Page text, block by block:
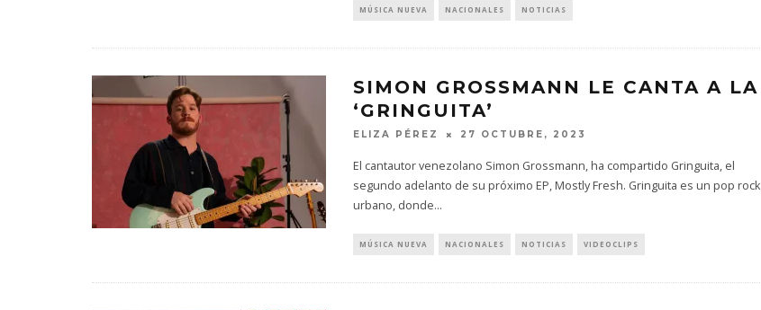
MÚSICA NUEVA NACIONALES NOTICIAS
SIMON GROSSMANN LE CANTA A LA
‘GRINGUITA’
ELIZA PÉREZ 27 OCTUBRE, 2023
El cantautor venezolano Simon Grossmann, ha compartido Gringuita, el
segundo adelanto de su próximo EP, Mostly Fresh. Gringuita es un pop rock
urbano, donde...
MÚSICA NUEVA NACIONALES NOTICIAS VIDEOCLIPS